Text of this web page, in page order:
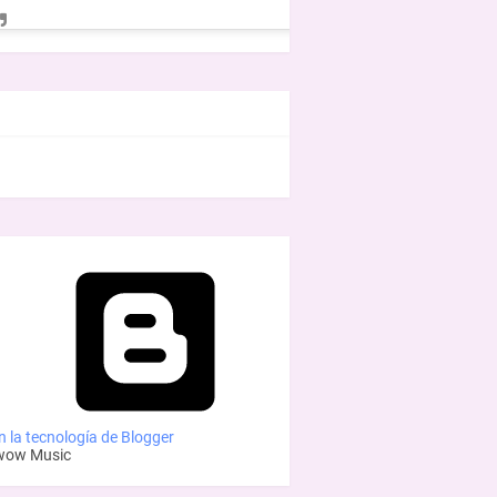
la tecnología de Blogger
Music